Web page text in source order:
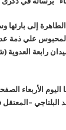
إلى بارئها
علي ذمة
رابعة
اليوم الأربعاء
البلتاجي –